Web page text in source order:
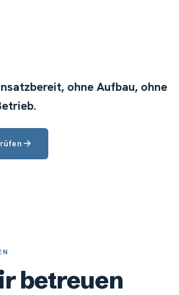
ohne Aufbau, ohne
betreuen